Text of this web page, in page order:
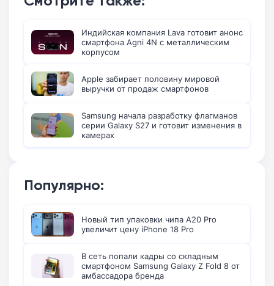
Индийская компания Lava готовит анонс
смартфона Agni 4N с металлическим
корпусом
Apple забирает половину мировой
выручки от продаж смартфонов
Samsung начала разработку флагманов
серии Galaxy S27 и готовит изменения в
камерах
Популярно:
Новый тип упаковки чипа A20 Pro
увеличит цену iPhone 18 Pro
В сеть попали кадры со складным
смартфоном Samsung Galaxy Z Fold 8 от
амбассадора бренда